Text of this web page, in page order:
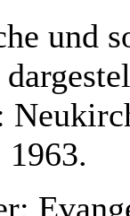
und
1963.